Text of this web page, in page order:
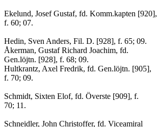
Ekelund, Josef Gustaf, fd. Komm.kapten [920],
f. 60; 07.
Hedin, Sven Anders, Fil. D. [928], f. 65; 09.
Åkerman, Gustaf Richard Joachim, fd.
Gen.löjtn. [928], f. 68; 09.
Hultkrantz, Axel Fredrik, fd. Gen.löjtn. [905],
f. 70; 09.
Schmidt, Sixten Elof, fd. Överste [909], f.
70; 11.
Schneidler, John Christoffer, fd. Viceamiral